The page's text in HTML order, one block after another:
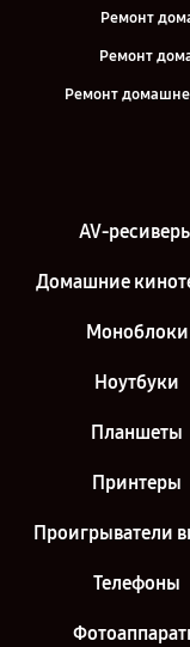
Ремонт
Ремонт
Ремонт
AV-
Домашние
Моноблоки
Ноутбуки
Планшеты
Принтеры
Проигрыватели
Телефоны